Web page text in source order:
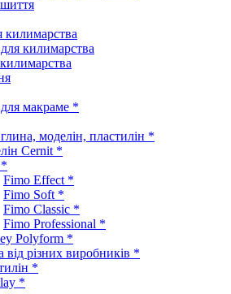
килимарства
килимарства
макраме *
моделін, пластилін *
Cernit *
Fimo Effect *
Fimo Soft *
Fimo Classic *
Fimo Professional *
Polyform *
від різних виробників *
*
*